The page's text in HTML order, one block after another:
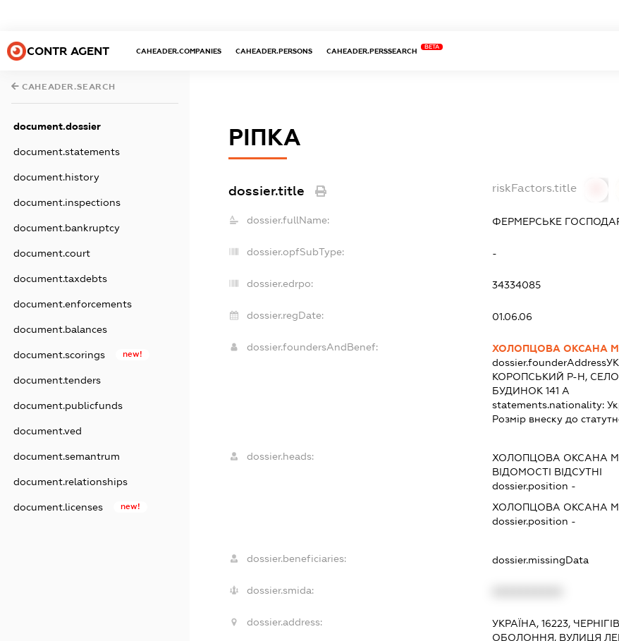
CONTR AGENT CAHEADER.COMPANIES CAHEADER.PERSONS CAHEADER.PERSSEARCH
BETA
CAHEADER.SEARCH
document.dossier
document.statements
document.history
document.inspections
document.bankruptcy
document.court
document.taxdebts
document.enforcements
document.balances
document.scorings new!
document.tenders
document.publicfunds
document.ved
document.semantrum
document.relationships
document.licenses new!
РІПКА
dossier.title riskFactors.title
dossier.fullName: ФЕРМЕРСЬКЕ
dossier.opfSubType: -
dossier.edrpo: 34334085
dossier.regDate: 01.06.06
dossier.foundersAndBenef:
ХОЛОПЦОВА ОКСАНА
dossier.founderAddress
КОРОПСЬКИЙ Р-Н,
БУДИНОК 141 А
statements.nationality:
Розмір внеску до
dossier.heads: ХОЛОПЦОВА ОКСАНА
ВІДОМОСТІ ВІДСУТНІ
dossier.position -
ХОЛОПЦОВА ОКСАНА
dossier.position -
dossier.beneficiaries: dossier.missingData
dossier.smida:
dossier.address:
УКРАЇНА, 16223,
ОБОЛОННЯ, ВУЛИЦЯ